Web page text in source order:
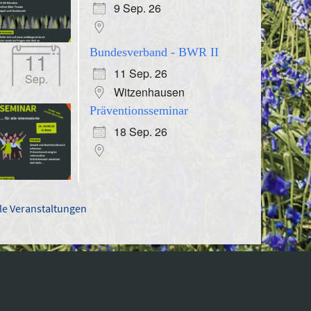
9 Sep. 26
11
Sep.
Bundesverband - BWR II
11 Sep. 26
Witzenhausen
Präventionsseminar
18 Sep. 26
Veranstaltungen